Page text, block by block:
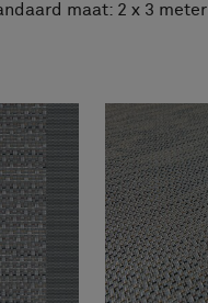
maat: 2 x 3 meter